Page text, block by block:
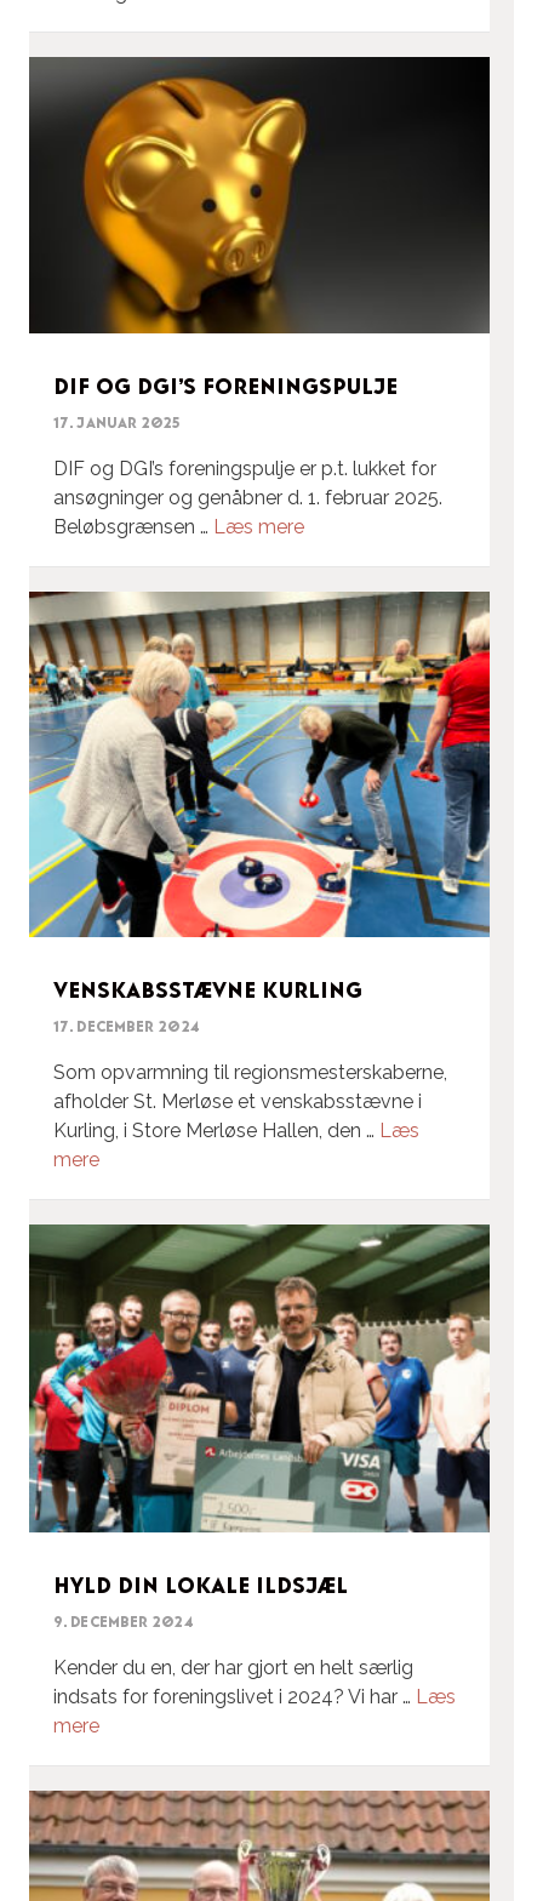
DIF og DGI’s foreningspulje
17. januar 2025
DIF og DGI’s foreningspulje er p.t. lukket for
ansøgninger og genåbner d. 1. februar 2025.
Beløbsgrænsen … Læs mere
Venskabsstævne Kurling
17. december 2024
Som opvarmning til regionsmesterskaberne,
afholder St. Merløse et venskabsstævne i
Kurling, i Store Merløse Hallen, den … Læs
mere
Hyld din lokale ildsjæl
9. december 2024
Kender du en, der har gjort en helt særlig
indsats for foreningslivet i 2024? Vi har … Læs
mere